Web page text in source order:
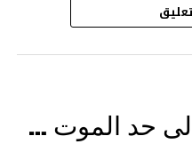
حد الموت …